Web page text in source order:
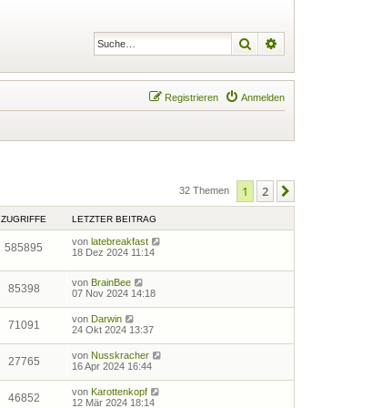
Suche
Anmelden
Registrieren
32 Themen 1 2
ZUGRIFFE LETZTER BEITRAG
585895 von latebreakfast
18 Dez 2024 11:14
85398 von BrainBee
07 Nov 2024 14:18
71091 von Darwin
24 Okt 2024 13:37
27765 von Nusskracher
16 Apr 2024 16:44
46852 von Karottenkopf
12 Mär 2024 18:14